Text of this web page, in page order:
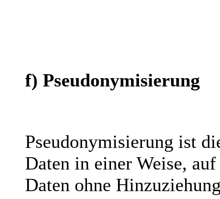
f) Pseudonymisierung
Pseudonymisierung ist
Daten in einer Weise,
Daten ohne